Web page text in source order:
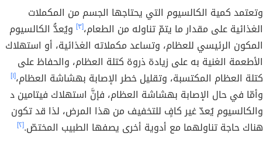
وتعتمد كمية الكالسيوم التي يحتاجها الجسم من المكملات
الغذائية على مقدار ما يتمّ تناوله من الطعام،[٣]
ويُعدُّ الكالسيوم
المكون الرئيسي للعظام، وتساعد مكملاته الغذائية، أو استهلاك
الأطعمة الغنية به على زيادة ذروة كتلة العظام، والحفاظ على
كتلة العظام المكتسبة، وتقليل خطر الإصابة بهشاشة العظام،[١]
وأمّا في حال الإصابة بهشاشة العظام، فإنَّ استهلاك فيتامين د
والكالسيوم يُعدّ غير كافٍ للتخفيف من هذا المرض، لذا قد تكون
هناك حاجة تناولهما مع أدوية أخرى يصفها الطبيب المختصّ.[٢]